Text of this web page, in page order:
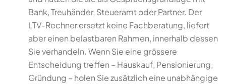
Bank, Treuhänder, Steueramt oder Partner. Der
LTV-Rechner ersetzt keine Fachberatung, liefert
aber einen belastbaren Rahmen, innerhalb dessen
Sie verhandeln. Wenn Sie eine grössere
Entscheidung treffen – Hauskauf, Pensionierung,
Gründung – holen Sie zusätzlich eine unabhängige